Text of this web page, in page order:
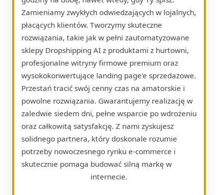
Zamieniamy zwykłych odwiedzających w lojalnych,
płacących klientów. Tworzymy skuteczne
rozwiązania, takie jak w pełni zautomatyzowane
sklepy Dropshipping AI z produktami z hurtowni,
profesjonalne witryny firmowe premium oraz
wysokokonwertujące landing page'e sprzedażowe.
Przestań tracić swój cenny czas na amatorskie i
powolne rozwiązania. Gwarantujemy realizację w
zaledwie siedem dni, pełne wsparcie po wdrożeniu
oraz całkowitą satysfakcję. Z nami zyskujesz
solidnego partnera, który doskonale rozumie
potrzeby nowoczesnego rynku e-commerce i
skutecznie pomaga budować silną markę w
internecie.